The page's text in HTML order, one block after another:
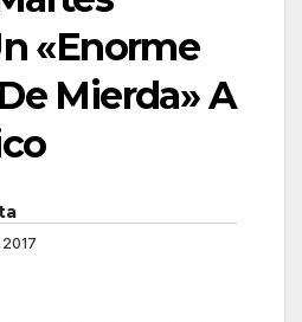
«Enorme
Mierda» A